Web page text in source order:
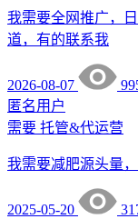
我需要全网推广，
道，有的联系我
2026-08-07
匿名用户
需要 托管&代运营
我需要减肥源头量
2025-05-20